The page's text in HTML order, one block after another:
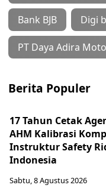
Bank BJB Digi
PT Daya Adira
Berita Populer
17 Tahun Cetak
AHM Kalibrasi
Instruktur Safety
Indonesia
Sabtu, 8 Agustus 2026